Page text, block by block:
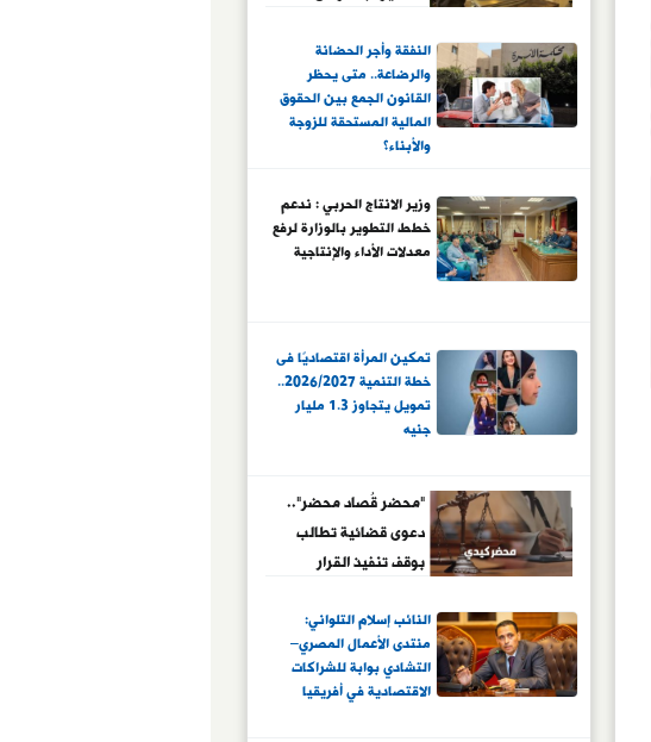
التفاصيل
النفقة وأجر الحضانة
والرضاعة.. متى يحظر
القانون الجمع بين الحقوق
المالية المستحقة للزوجة
والأبناء؟
وزير الانتاج الحربي : ندعم
خطط التطوير بالوزارة لرفع
معدلات الأداء والإنتاجية
تمكين المرأة اقتصاديًا فى
خطة التنمية 2026/2027..
تمويل يتجاوز 1.3 مليار
جنيه
"محضر قُصاد محضر"..
دعوى قضائية تطالب
بوقف تنفيذ القرار
البلاغ حال التوجه
لديوان القسم لتحرير
محضر.. "الدعوى":
الإجراء يحمى الجانى
النائب إسلام التلواني:
منتدى الأعمال المصري–
التشادي بوابة للشراكات
الاقتصادية في أفريقيا